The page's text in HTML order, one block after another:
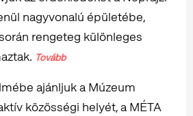
nagyvonalú épületébe,
rengeteg különleges
Tovább
ajánljuk a Múzeum
közösségi helyét, a MÉTA